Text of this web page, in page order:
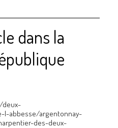
dans la
deux-
l-abbesse/argentonnay-
des-deux-